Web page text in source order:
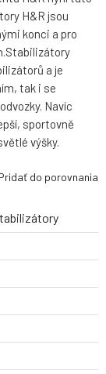
H&R jsou
konci a pro
a je
tak i se
Navíc
sportovně
výšky.
do porovnania